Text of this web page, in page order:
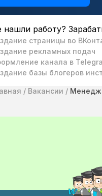
нашли работу?
страницы во
рекламных подач
канала в
базы блогеров
/ Вакансии /